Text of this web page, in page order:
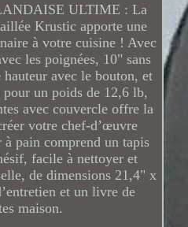
ULTIME : La
Krustic apporte une
à votre cuisine ! Avec
les poignées, 10" sans
avec le bouton, et
un poids de 12,6 lb,
avec couvercle offre la
votre chef-d’œuvre
pain comprend un tapis
facile à nettoyer et
de dimensions 21,4" x
et un livre de
maison.